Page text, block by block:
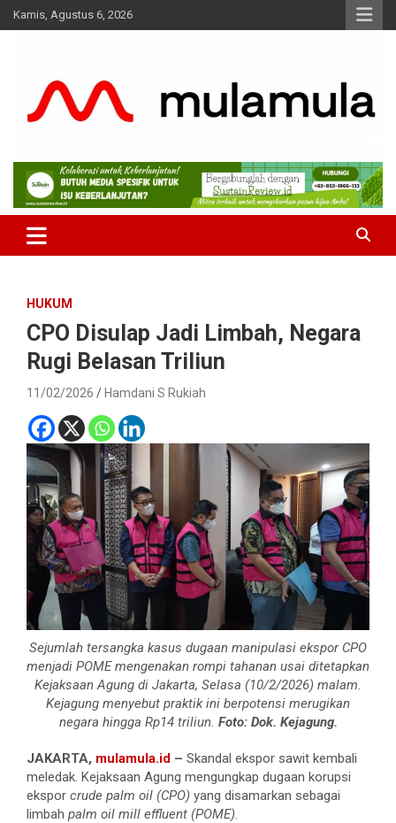
Skip
to
Kamis, Agustus 6, 2026
MulaMula
Medianya para Gen Z
HUKUM
CPO Disulap Jadi Limbah, Negara
Rugi Belasan Triliun
11/02/2026 Hamdani S Rukiah
Sejumlah tersangka kasus dugaan manipulasi ekspor CPO
menjadi POME mengenakan rompi tahanan usai ditetapkan
Kejaksaan Agung di Jakarta, Selasa (10/2/2026) malam.
Kejagung menyebut praktik ini berpotensi merugikan
negara hingga Rp14 triliun. Foto: Dok. Kejagung.
JAKARTA, mulamula.id – Skandal ekspor sawit kembali
meledak. Kejaksaan Agung mengungkap dugaan korupsi
ekspor crude palm oil (CPO) yang disamarkan sebagai
limbah palm oil mill effluent (POME).